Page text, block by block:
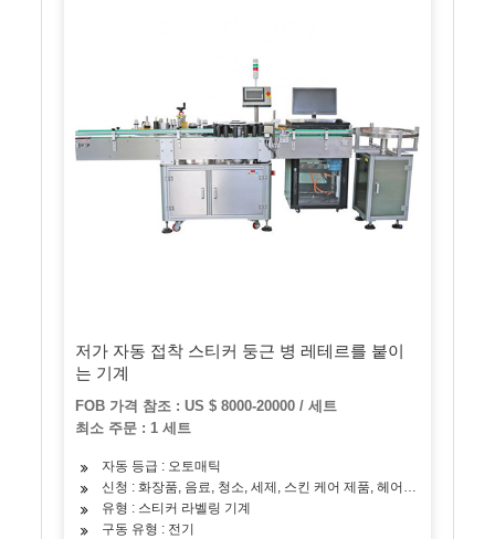
저가 자동 접착 스티커 둥근 병 레테르를 붙이
는 기계
FOB 가격 참조 : US $ 8000-20000 / 세트
최소 주문 : 1 세트
자동 등급 : 오토매틱
신청 : 화장품, 음료, 청소, 세제, 스킨 케어 제품, 헤어 케어 제품, 오
유형 : 스티커 라벨링 기계
구동 유형 : 전기